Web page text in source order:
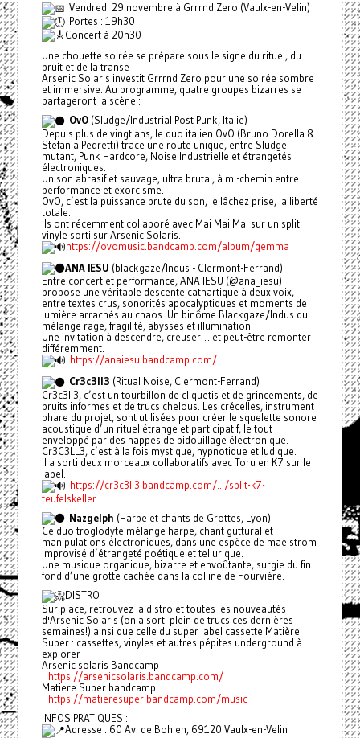
Vendredi 29 novembre à Grrrnd Zero (Vaulx-en-Velin)
Portes : 19h30
Concert à 20h30
Une chouette soirée se prépare sous le signe du rituel, du
bruit et de la transe !
Arsenic Solaris investit Grrrnd Zero pour une soirée sombre
et immersive. Au programme, quatre groupes bizarres se
partageront la scène :
OvO(Sludge/Industrial Post Punk, Italie)
Depuis plus de vingt ans, le duo italien OvO (Bruno Dorella &
Stefania Pedretti) trace une route unique, entre Sludge
mutant, Punk Hardcore, Noise Industrielle et étrangetés
électroniques.
Un son abrasif et sauvage, ultra brutal, à mi-chemin entre
performance et exorcisme.
OvO, c’est la puissance brute du son, le lâchez prise, la liberté
totale.
Ils ont récemment collaboré avec Mai Mai Mai sur un split
vinyle sorti sur Arsenic Solaris.
https://ovomusic.bandcamp.com/album/gemma
ANA IESU (blackgaze/Indus - Clermont-Ferrand)
Entre concert et performance, ANA IESU (@ana_iesu)
propose une véritable descente cathartique à deux voix,
entre textes crus, sonorités apocalyptiques et moments de
lumière arrachés au chaos. Un binôme Blackgaze/Indus qui
mélange rage, fragilité, abysses et illumination.
Une invitation à descendre, creuser… et peut-être remonter
différemment.
https://anaiesu.bandcamp.com/
Cr3c3ll3 (Ritual Noise, Clermont-Ferrand)
Cr3c3ll3, c’est un tourbillon de cliquetis et de grincements, de
bruits informes et de trucs chelous. Les crécelles, instrument
phare du projet, sont utilisées pour créer le squelette sonore
acoustique d’un rituel étrange et participatif, le tout
enveloppé par des nappes de bidouillage électronique.
Cr3C3LL3, c’est à la fois mystique, hypnotique et ludique.
Il a sorti deux morceaux collaboratifs avec Toru en K7 sur le
label.
https://cr3c3ll3.bandcamp.com/.../split-k7-
teufelskeller...
Nazgelph (Harpe et chants de Grottes, Lyon)
Ce duo troglodyte mélange harpe, chant guttural et
manipulations électroniques, dans une espèce de maelstrom
improvisé d’étrangeté poétique et tellurique.
Une musique organique, bizarre et envoûtante, surgie du fin
fond d’une grotte cachée dans la colline de Fourvière.
DISTRO
Sur place, retrouvez la distro et toutes les nouveautés
d'Arsenic Solaris (on a sorti plein de trucs ces dernières
semaines!) ainsi que celle du super label cassette Matière
Super : cassettes, vinyles et autres pépites underground à
explorer !
Arsenic solaris Bandcamp
: https://arsenicsolaris.bandcamp.com/
Matiere Super bandcamp
: https://matieresuper.bandcamp.com/music
INFOS PRATIQUES :
Adresse : 60 Av. de Bohlen, 69120 Vaulx-en-Velin